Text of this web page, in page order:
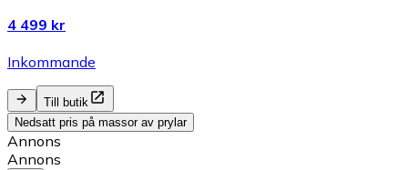
4 499 kr
Inkommande
Till butik
Nedsatt pris på massor av prylar
Annons
Annons